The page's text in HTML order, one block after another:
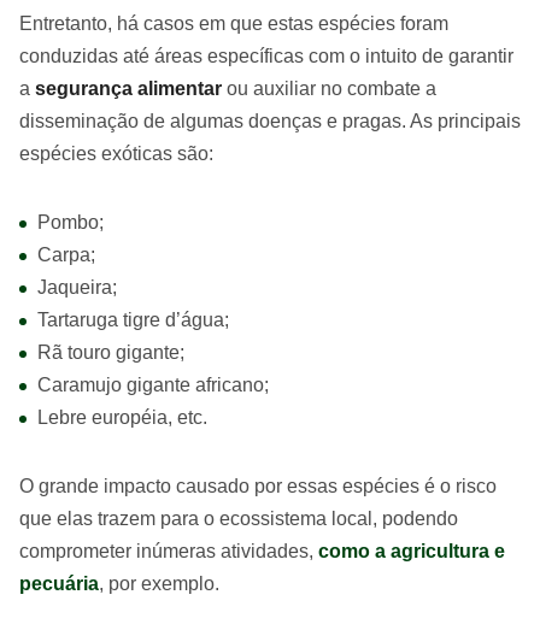
Entretanto, há casos em que estas espécies foram
conduzidas até áreas específicas com o intuito de garantir
a segurança alimentar ou auxiliar no combate a
disseminação de algumas doenças e pragas. As principais
espécies exóticas são:
Pombo;
Carpa;
Jaqueira;
Tartaruga tigre d’água;
Rã touro gigante;
Caramujo gigante africano;
Lebre européia, etc.
O grande impacto causado por essas espécies é o risco
que elas trazem para o ecossistema local, podendo
comprometer inúmeras atividades, como a agricultura e
pecuária, por exemplo.